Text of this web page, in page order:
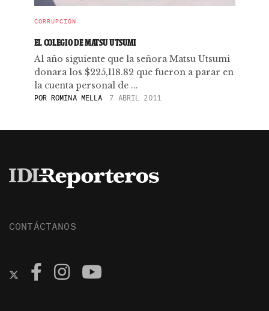
CORRUPCIÓN
EL COLEGIO DE MATSU UTSUMI
Al año siguiente que la señora Matsu Utsumi
donara los $225,118.82 que fueron a parar en
la cuenta personal de ...
POR ROMINA MELLA 7 ABRIL 2011
CONTÁCTANOS